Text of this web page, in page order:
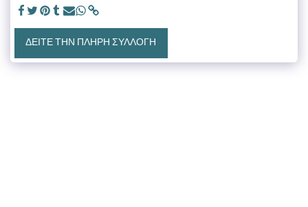
ΔΕΊΤΕ ΤΗΝ ΠΛΉΡΗ ΣΥΛΛΟΓΉ